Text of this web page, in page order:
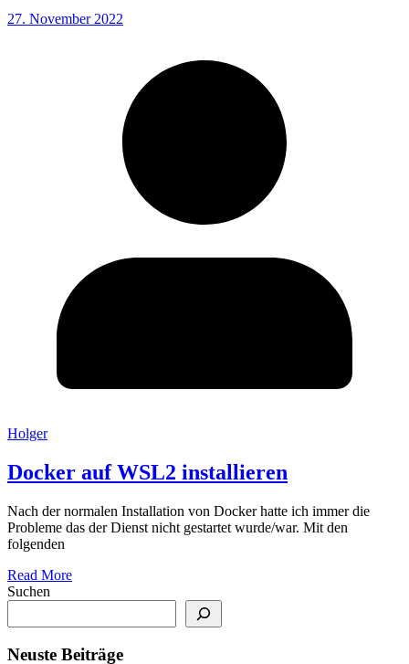
27. November 2022
Holger
Docker auf WSL2 installieren
Nach der normalen Installation von Docker hatte ich immer die
Probleme das der Dienst nicht gestartet wurde/war. Mit den
folgenden
Read More
Suchen
Neuste Beiträge